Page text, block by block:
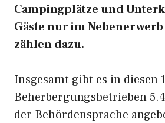
Campingplätze und
Gäste nur im
zählen dazu.
Insgesamt gibt es in diesen
Beherbergungsbetrieben
der Behördensprache